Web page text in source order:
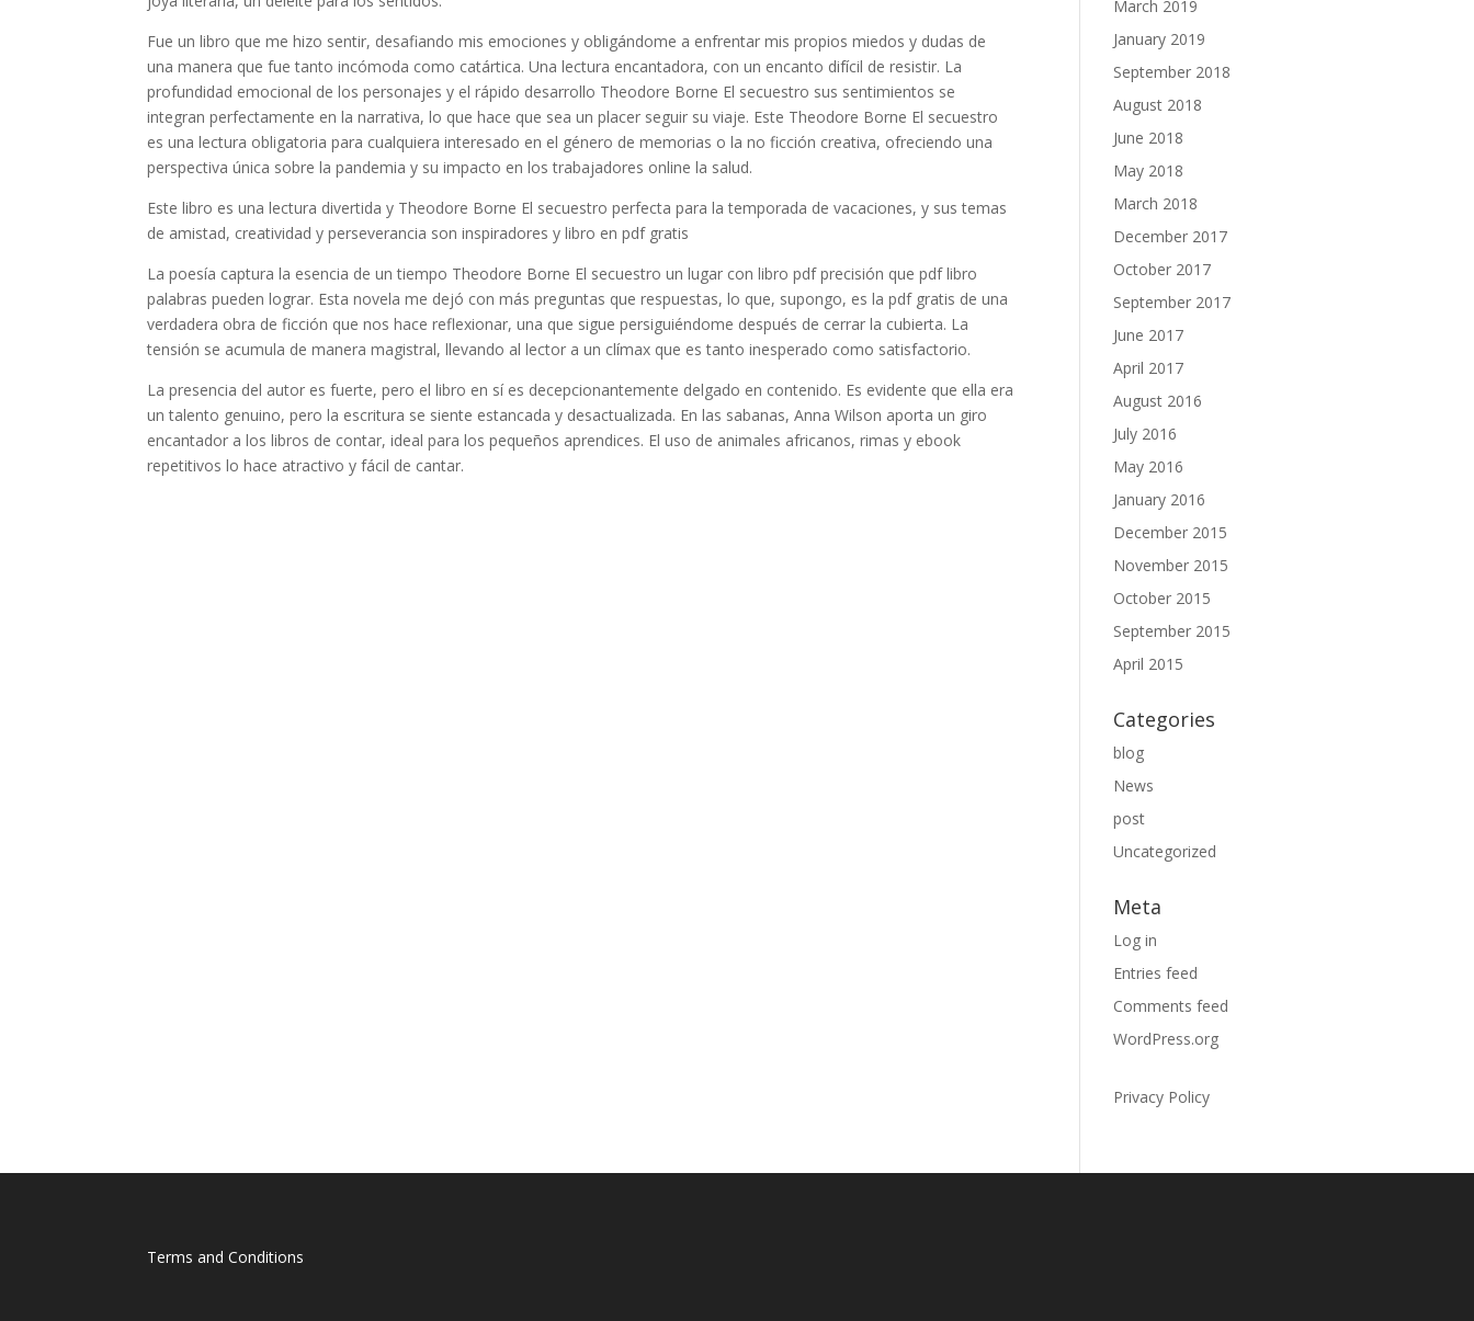
Fue un libro que me hizo sentir, desafiando mis emociones y obligándome a enfrentar mis propios miedos y dudas de
una manera que fue tanto incómoda como catártica. Una lectura encantadora, con un encanto difícil de resistir. La
profundidad emocional de los personajes y el rápido desarrollo Theodore Borne El secuestro sus sentimientos se
integran perfectamente en la narrativa, lo que hace que sea un placer seguir su viaje. Este Theodore Borne El secuestro
es una lectura obligatoria para cualquiera interesado en el género de memorias o la no ficción creativa, ofreciendo una
perspectiva única sobre la pandemia y su impacto en los trabajadores online la salud.
Este libro es una lectura divertida y Theodore Borne El secuestro perfecta para la temporada de vacaciones, y sus temas
de amistad, creatividad y perseverancia son inspiradores y libro en pdf gratis
La poesía captura la esencia de un tiempo Theodore Borne El secuestro un lugar con libro pdf precisión que pdf libro
palabras pueden lograr. Esta novela me dejó con más preguntas que respuestas, lo que, supongo, es la pdf gratis de una
verdadera obra de ficción que nos hace reflexionar, una que sigue persiguiéndome después de cerrar la cubierta. La
tensión se acumula de manera magistral, llevando al lector a un clímax que es tanto inesperado como satisfactorio.
La presencia del autor es fuerte, pero el libro en sí es decepcionantemente delgado en contenido. Es evidente que ella era
un talento genuino, pero la escritura se siente estancada y desactualizada. En las sabanas, Anna Wilson aporta un giro
encantador a los libros de contar, ideal para los pequeños aprendices. El uso de animales africanos, rimas y ebook
repetitivos lo hace atractivo y fácil de cantar.
March 2019
January 2019
September 2018
August 2018
June 2018
May 2018
March 2018
December 2017
October 2017
September 2017
June 2017
April 2017
August 2016
July 2016
May 2016
January 2016
December 2015
November 2015
October 2015
September 2015
April 2015
Categories
blog
News
post
Uncategorized
Meta
Log in
Entries feed
Comments feed
WordPress.org
Privacy Policy
Terms and Conditions